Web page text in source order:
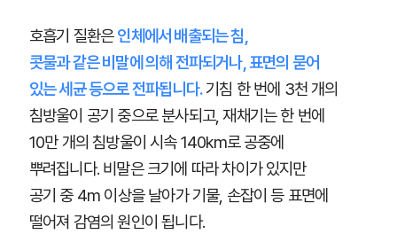
호흡기 질환은인체에서 배출되는 침,
콧물과 같은 비말에 의해 전파되거나, 표면의 묻어
있는 세균 등으로 전파됩니다.기침 한 번에 3천 개의
침방울이 공기 중으로 분사되고, 재채기는 한 번에
10만 개의 침방울이 시속 140km로 공중에
뿌려집니다. 비말은 크기에 따라 차이가 있지만
공기 중 4m 이상을 날아가 기물, 손잡이 등 표면에
떨어져 감염의 원인이 됩니다.